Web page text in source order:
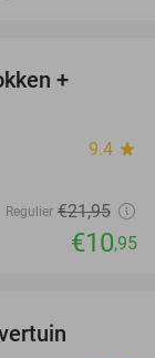
+
9.4 star
Regulier €21,95
€10,95